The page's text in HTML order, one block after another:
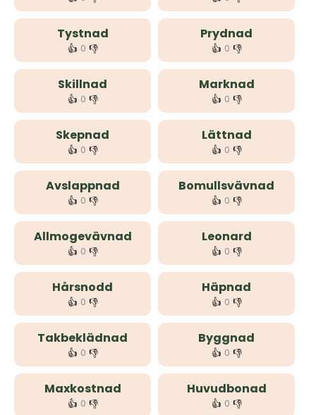
Tystnad
👍 0 👎
Prydnad
👍 0 👎
Skillnad
👍 0 👎
Marknad
👍 0 👎
Skepnad
👍 0 👎
Lättnad
👍 0 👎
Avslappnad
👍 0 👎
Bomullsvävnad
👍 0 👎
Allmogevävnad
👍 0 👎
Leonard
👍 0 👎
Hårsnodd
👍 0 👎
Häpnad
👍 0 👎
Takbeklädnad
👍 0 👎
Byggnad
👍 0 👎
Maxkostnad
👍 0 👎
Huvudbonad
👍 0 👎